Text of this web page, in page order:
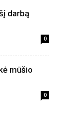
darbą
0
mūšio
0